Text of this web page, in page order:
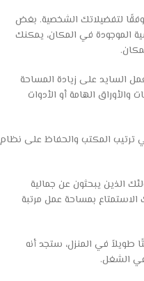
وفقًا لتفضيلاتك الشخصية. بغض
الموجودة في المكان، يمكنك
السايد على زيادة المساحة
الهامة أو الأدوات
ترتيب المكتب والحفاظ على نظام
الذين يبحثون عن جمالية
بمساحة عمل مرتبة
في المنزل، ستجد أنه
في الشغل.